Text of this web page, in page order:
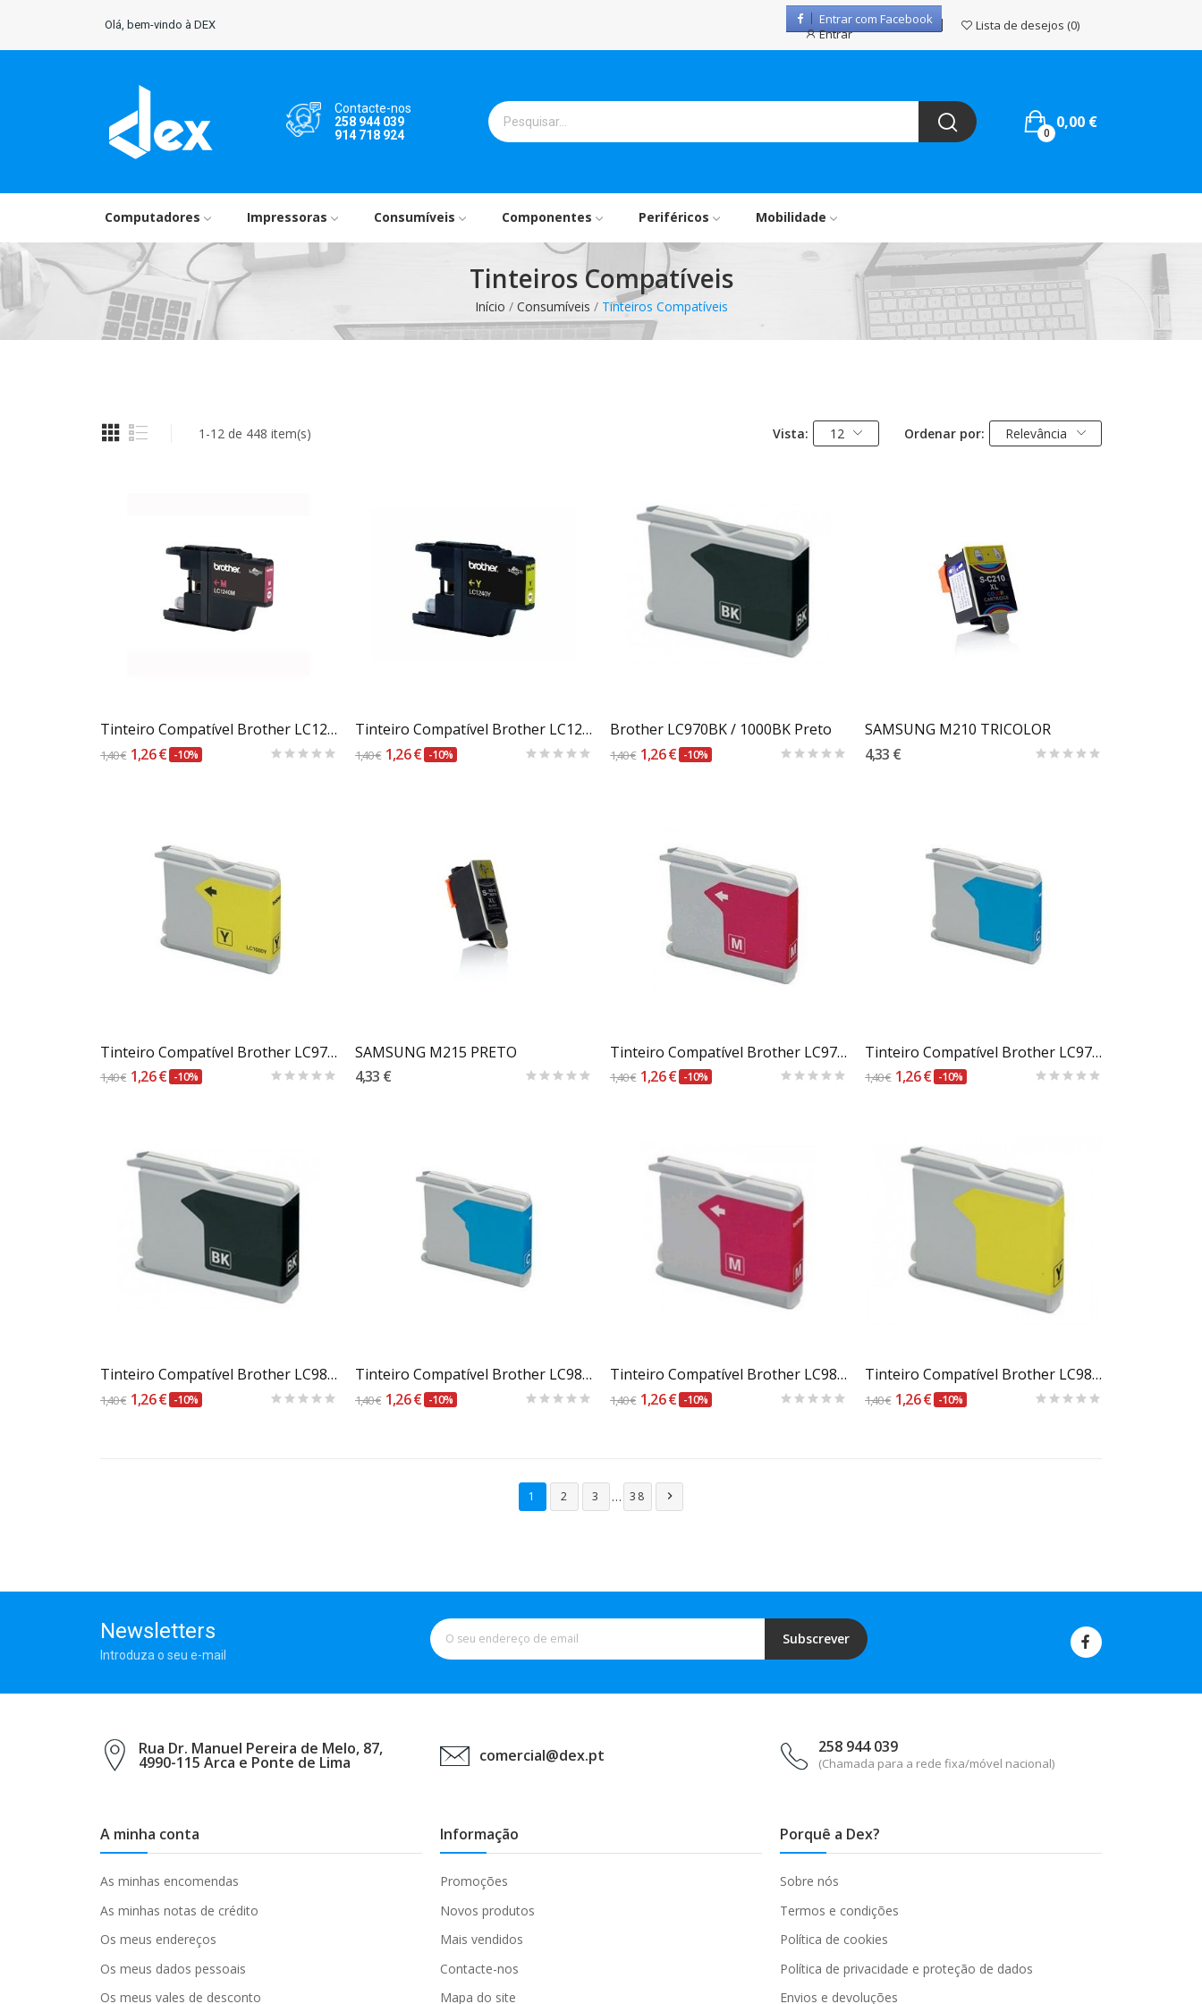
Olá, bem-vindo à DEX
Entrar com Facebook
Entrar
Lista de desejos 0
Contacte-nos
258 944 039
914 718 924
0,00 €
0
Computadores Impressoras Consumíveis Componentes Periféricos Mobilidade
Tinteiros Compatíveis
Início Consumíveis Tinteiros Compatíveis
1-12 de 448 item(s) Vista: 12 Ordenar por: Relevância
Tinteiro Compatível Brother LC1220 / 1240M Magenta
1,40 € 1,26 € -10%
Tinteiro Compatível Brother LC1220 / 1240Y Amarelo
1,40 € 1,26 € -10%
Brother LC970BK / 1000BK Preto
1,40 € 1,26 € -10%
SAMSUNG M210 TRICOLOR
4,33 €
Tinteiro Compatível Brother LC970Y / 1000Y Amarelo
1,40 € 1,26 € -10%
SAMSUNG M215 PRETO
4,33 €
Tinteiro Compatível Brother LC970M / 1000M Magenta
1,40 € 1,26 € -10%
Tinteiro Compatível Brother LC970C / 1000C Azul
1,40 € 1,26 € -10%
Tinteiro Compatível Brother LC980BK / 1100BK Preto
1,40 € 1,26 € -10%
Tinteiro Compatível Brother LC980C / 1100C Azul
1,40 € 1,26 € -10%
Tinteiro Compatível Brother LC980M / 1100M Magenta
1,40 € 1,26 € -10%
Tinteiro Compatível Brother LC980Y / 1100Y Amarelo
1,40 € 1,26 € -10%
1 2 3 … 38 
Newsletters
Introduza o seu e-mail
Subscrever
Rua Dr. Manuel Pereira de Melo, 87,
4990-115 Arca e Ponte de Lima comercial@dex.pt 258 944 039
(Chamada para a rede fixa/móvel nacional)
A minha conta
As minhas encomendas
As minhas notas de crédito
Os meus endereços
Os meus dados pessoais
Os meus vales de desconto
Informação
Promoções
Novos produtos
Mais vendidos
Contacte-nos
Mapa do site
Porquê a Dex?
Sobre nós
Termos e condições
Política de cookies
Política de privacidade e proteção de dados
Envios e devoluções